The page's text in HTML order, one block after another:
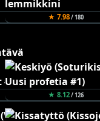
★ 7.98/ 180
★ 8.12/ 126